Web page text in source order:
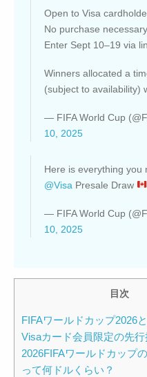
Open to Visa
No purchase necessary.
Enter Sept 10–19 via
Winners allocated a
(subject to availability)
— FIFA World Cup
10, 2025
Here is everything you
@Visa Presale Draw
— FIFA World Cup
10, 2025
目次
FIFAワールドカップ2026
Visaカード会員限定の先
2026FIFAワールドカップ
って何ドルくらい？